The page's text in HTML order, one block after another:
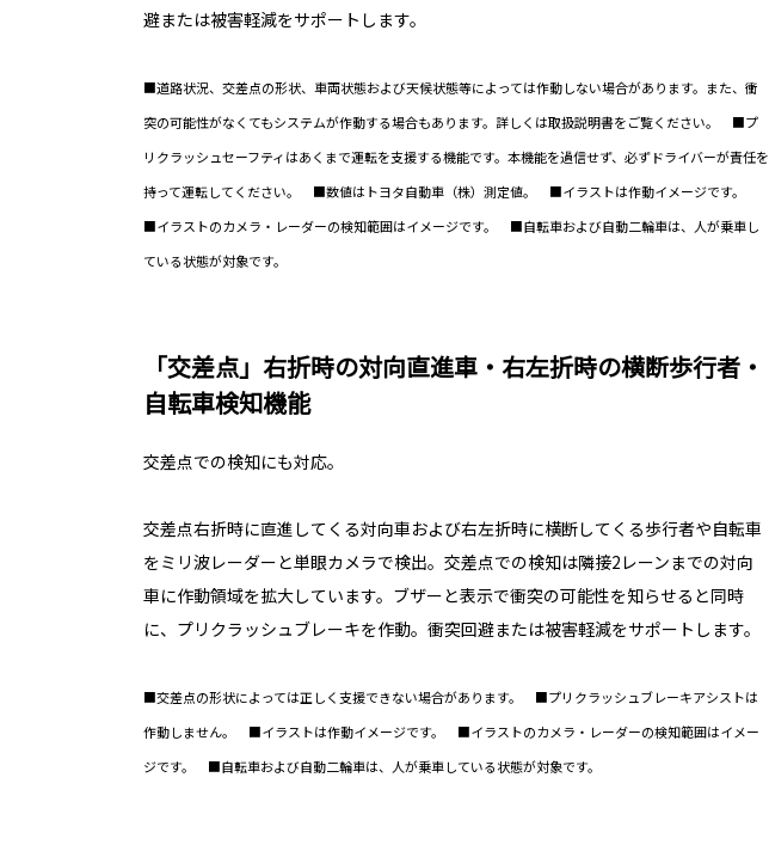
避または被害軽減をサポートします。
■道路状況、交差点の形状、車両状態および天候状態等によっては作動しない場合があります。また、衝
突の可能性がなくてもシステムが作動する場合もあります。詳しくは取扱説明書をご覧ください。 ■プ
リクラッシュセーフティはあくまで運転を支援する機能です。本機能を過信せず、必ずドライバーが責任を
持って運転してください。 ■数値はトヨタ自動車（株）測定値。 ■イラストは作動イメージです。
■イラストのカメラ・レーダーの検知範囲はイメージです。 ■自転車および自動二輪車は、人が乗車し
ている状態が対象です。
「交差点」右折時の対向直進車・右左折時の横断歩行者・
自転車検知機能
交差点での検知にも対応。
交差点右折時に直進してくる対向車および右左折時に横断してくる歩行者や自転車
をミリ波レーダーと単眼カメラで検出。交差点での検知は隣接2レーンまでの対向
車に作動領域を拡大しています。ブザーと表示で衝突の可能性を知らせると同時
に、プリクラッシュブレーキを作動。衝突回避または被害軽減をサポートします。
■交差点の形状によっては正しく支援できない場合があります。 ■プリクラッシュブレーキアシストは
作動しません。 ■イラストは作動イメージです。 ■イラストのカメラ・レーダーの検知範囲はイメー
ジです。 ■自転車および自動二輪車は、人が乗車している状態が対象です。